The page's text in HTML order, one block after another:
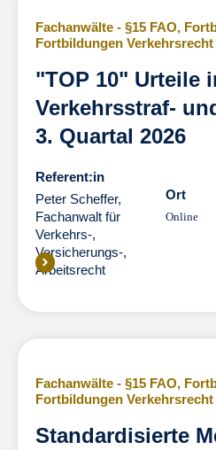
Fachanwälte - §15 FAO,
Fortbildungen Verkehrsrecht
"TOP 10" Urteile
Verkehrsstraf-
3. Quartal 2026
Referent:in
Peter Scheffer,
Fachanwalt für
Verkehrs-,
Versicherungs-,
Arbeitsrecht
Ort
Online
Fachanwälte - §15 FAO,
Fortbildungen Verkehrsrecht
Standardisierte